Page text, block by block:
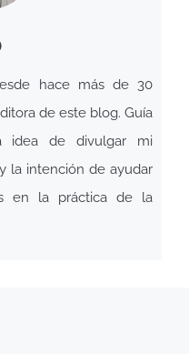
hace más de 30
de este blog. Guía
idea de divulgar mi
la intención de ayudar
en la práctica de la